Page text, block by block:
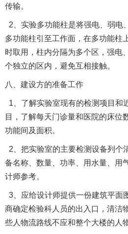
传输。
2、实验多功能柱是将强电、弱电
多功能柱引至工作面，在多功能柱
时取用，柱内分隔为多个区，强电
个独立的区内，避免互相接触。
八、建设方的准备工作
1、了解实验室现有的检测项目和
目，了解每天门诊量和医院的床位
功能间及面积。
2、把实验室的主要检测设备列个
备名称、数量、功率、用水量、用
计师参考。
3、应给设计师提供一份建筑平面
商确定检验科人员的出入口，清洁
些人物流路线不应和整个大楼的人